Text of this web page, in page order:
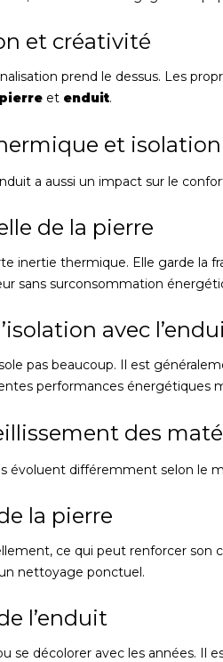
et créativité
prend le dessus. Les
pierre et enduit.
et isolation
a aussi un impact sur le
de la pierre
inertie thermique. Elle garde la
sans surconsommation
avec
pas beaucoup. Il est
performances énergétiques
des
évoluent différemment selon le
la pierre
ce qui peut renforcer son
nettoyage ponctuel.
l’enduit
se décolorer avec les années. Il